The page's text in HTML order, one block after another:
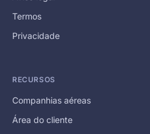
Termos
Privacidade
RECURSOS
Companhias aéreas
Área do cliente